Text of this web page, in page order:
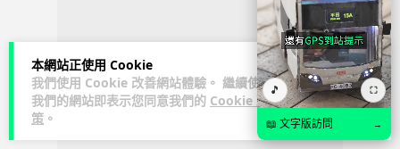
本網站正使用 Cookie
我們使用 Cookie 改善網站體驗。 繼續使用
我們的網站即表示您同意我們的 Cookie 政
策 。
🎵 ⛶
📖 文字版訪問 →